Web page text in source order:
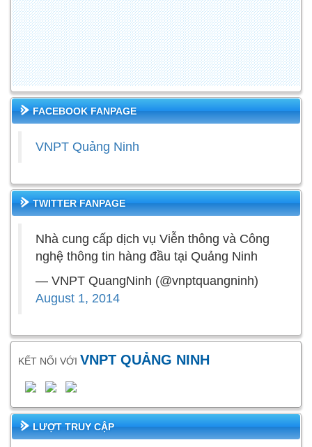
FACEBOOK FANPAGE
VNPT Quảng Ninh
TWITTER FANPAGE
Nhà cung cấp dịch vụ Viễn thông và Công
nghệ thông tin hàng đầu tại Quảng Ninh
— VNPT QuangNinh (@vnptquangninh)
August 1, 2014
KẾT NỐI VỚI VNPT QUẢNG NINH
LƯỢT TRUY CẬP